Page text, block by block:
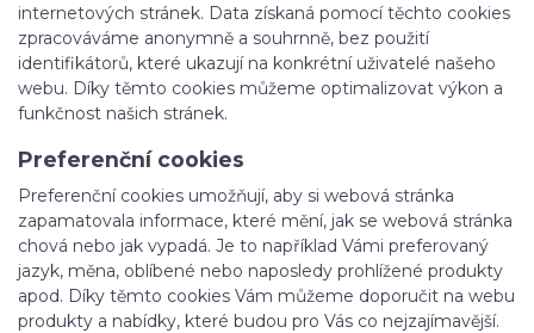
internetových stránek. Data získaná pomocí těchto cookies
zpracováváme anonymně a souhrnně, bez použití
identifikátorů, které ukazují na konkrétní uživatelé našeho
webu. Díky těmto cookies můžeme optimalizovat výkon a
funkčnost našich stránek.
Preferenční cookies
Preferenční cookies umožňují, aby si webová stránka
zapamatovala informace, které mění, jak se webová stránka
chová nebo jak vypadá. Je to například Vámi preferovaný
jazyk, měna, oblíbené nebo naposledy prohlížené produkty
apod. Díky těmto cookies Vám můžeme doporučit na webu
produkty a nabídky, které budou pro Vás co nejzajímavější.